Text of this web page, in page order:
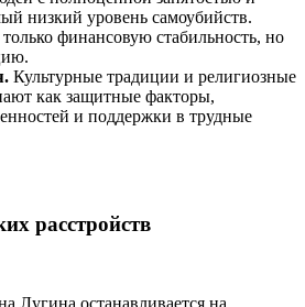
низкий уровень самоубийств.
финансовую стабильность, но
Культурные традиции и религиозные
как защитные факторы,
и поддержки в трудные
расстройств